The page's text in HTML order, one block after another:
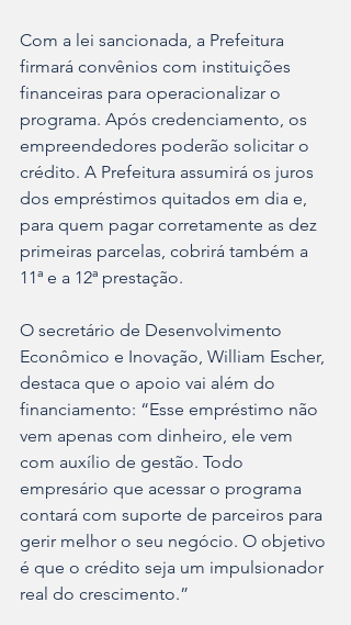
Com a lei sancionada, a Prefeitura
firmará convênios com instituições
financeiras para operacionalizar o
programa. Após credenciamento, os
empreendedores poderão solicitar o
crédito. A Prefeitura assumirá os juros
dos empréstimos quitados em dia e,
para quem pagar corretamente as dez
primeiras parcelas, cobrirá também a
11ª e a 12ª prestação.
O secretário de Desenvolvimento
Econômico e Inovação, William Escher,
destaca que o apoio vai além do
financiamento: “Esse empréstimo não
vem apenas com dinheiro, ele vem
com auxílio de gestão. Todo
empresário que acessar o programa
contará com suporte de parceiros para
gerir melhor o seu negócio. O objetivo
é que o crédito seja um impulsionador
real do crescimento.”